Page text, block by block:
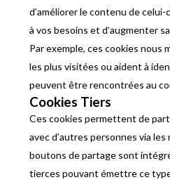
d’améliorer le contenu de
à vos besoins et d’augmenter
Par exemple, ces cookies nous
les plus visitées ou aident à
peuvent être rencontrées au
Cookies Tiers
Ces cookies permettent de
avec d’autres personnes via
boutons de partage sont
tierces pouvant émettre ce